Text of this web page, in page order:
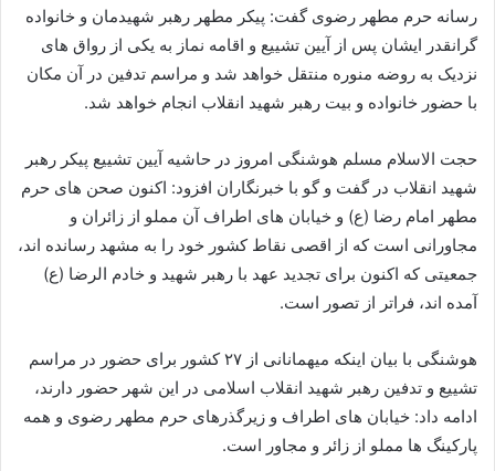
رسانه حرم مطهر رضوی گفت: پیکر مطهر رهبر شهیدمان و خانواده
گرانقدر ایشان پس از آیین تشییع و اقامه نماز به یکی از رواق‌ های
نزدیک به روضه منوره منتقل خواهد شد و مراسم تدفین در آن مکان
با حضور خانواده و بیت رهبر شهید انقلاب انجام خواهد شد.
حجت‌ الاسلام مسلم هوشنگی امروز در حاشیه آیین تشییع پیکر رهبر
شهید انقلاب در گفت و گو با خبرنگاران افزود: اکنون صحن‌ های حرم
مطهر امام رضا (ع) و خیابان‌ های اطراف آن مملو از زائران و
مجاورانی است که از اقصی نقاط کشور خود را به مشهد رسانده‌ اند،
جمعیتی که اکنون برای تجدید عهد با رهبر شهید و خادم‌ الرضا (ع)
آمده‌ اند، فراتر از تصور است.
هوشنگی با بیان اینکه میهمانانی از ۲۷ کشور برای حضور در مراسم
تشییع و تدفین رهبر شهید انقلاب اسلامی در این شهر حضور دارند،
ادامه داد: خیابان‌ های اطراف و زیرگذرهای حرم مطهر رضوی و همه
پارکینگ‌ ها مملو از زائر و مجاور است.